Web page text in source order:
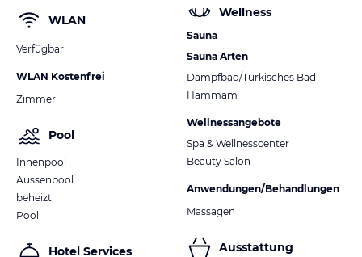
WLAN
Verfügbar
WLAN Kostenfrei
Zimmer
Pool
Innenpool
Aussenpool
beheizt
Pool
Hotel Services
Wellness
Sauna
Sauna Arten
Dampfbad/Türkisches Bad
Hammam
Wellnessangebote
Spa & Wellnesscenter
Beauty Salon
Anwendungen/Behandlungen
Massagen
Ausstattung